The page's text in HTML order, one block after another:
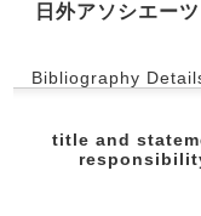
日外アソシエー
Bibliography
title and